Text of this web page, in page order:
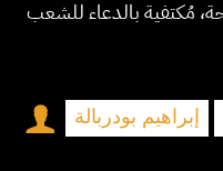
مُكتفية بالدعاء للشعب
إبراهيم بودربالة